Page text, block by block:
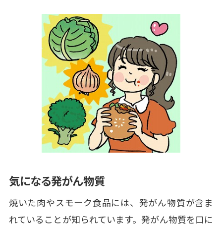
気になる発がん物質
焼いた肉やスモーク食品には、発がん物質が含ま
れていることが知られています。発がん物質を口に